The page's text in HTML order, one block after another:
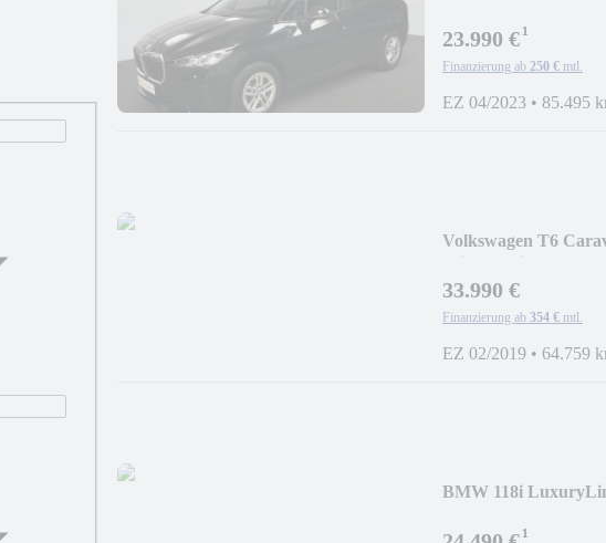
23.990 €¹
Finanzierung ab 250 € mtl.
EZ 04/2023 • 85.495
Volkswagen T6
33.990 €
Finanzierung ab 354 € mtl.
EZ 02/2019 • 64.759
BMW 118i
¹